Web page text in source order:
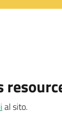
al sito.